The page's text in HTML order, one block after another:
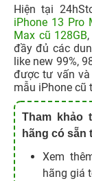
Hiện tại
iPhone 13 Pro
Max cũ 128GB
đầy đủ các
like new 99%,
được tư vấn
mẫu iPhone cũ
Tham khảo
hãng có sẵn
Xem
hãng giá